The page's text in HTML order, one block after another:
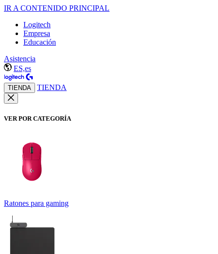
IR A CONTENIDO PRINCIPAL
Logitech
Empresa
Educación
Asistencia
ES,es
TIENDA TIENDA
VER POR CATEGORÍA
Ratones para gaming